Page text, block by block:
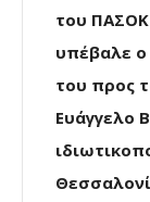
του ΠΑΣΟΚ
υπέβαλε ο
του προς
Ευάγγελο